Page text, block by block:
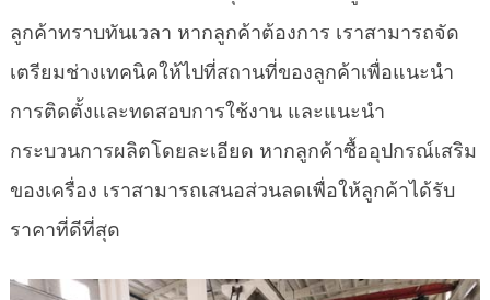
ลูกค้าทราบทันเวลา หากลูกค้าต้องการ เราสามารถจัด
เตรียมช่างเทคนิคให้ไปที่สถานที่ของลูกค้าเพื่อแนะนำ
การติดตั้งและทดสอบการใช้งาน และแนะนำ
กระบวนการผลิตโดยละเอียด หากลูกค้าซื้ออุปกรณ์เสริม
ของเครื่อง เราสามารถเสนอส่วนลดเพื่อให้ลูกค้าได้รับ
ราคาที่ดีที่สุด